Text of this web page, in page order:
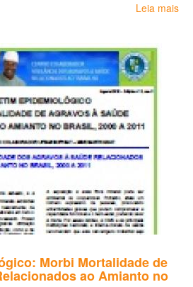
Leia mais
Morbi Mortalidade de
ao Amianto no